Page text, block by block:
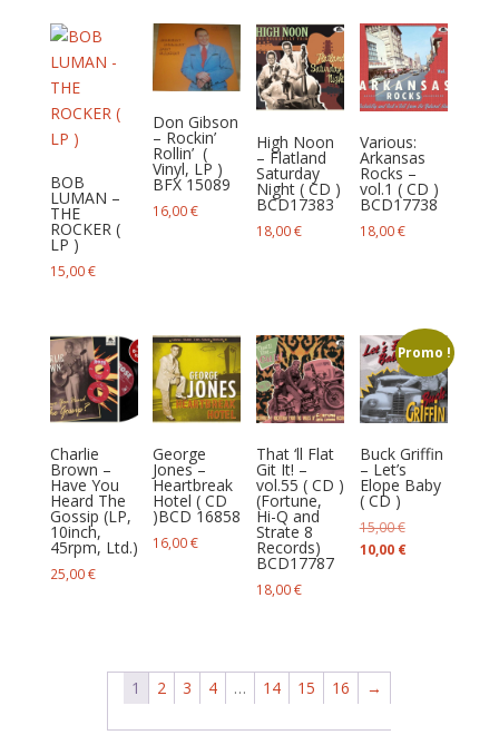
BOB
LUMAN –
THE
ROCKER (
LP )
15,00€
Don Gibson
– Rockin’
Rollin’ ‎ (
Vinyl, LP )
BFX 15089
16,00€
High Noon
– Flatland
Saturday
Night ( CD )
BCD17383
18,00€
Various:
Arkansas
Rocks –
vol.1 ( CD )
BCD17738
18,00€
Charlie
Brown –
Have You
Heard The
Gossip (LP,
10inch,
45rpm, Ltd.)
25,00€
George
Jones –
Heartbreak
Hotel ( CD
)BCD 16858
16,00€
That ‘ll Flat
Git It! –
vol.55 ( CD )
(Fortune,
Hi-Q and
Strate 8
Records)
BCD17787
18,00€
Promo !
Buck Griffin
– Let’s
Elope Baby
( CD )
15,00€Le
prix
10,00 €Le
1 2 3 4 … 14 15 16 →